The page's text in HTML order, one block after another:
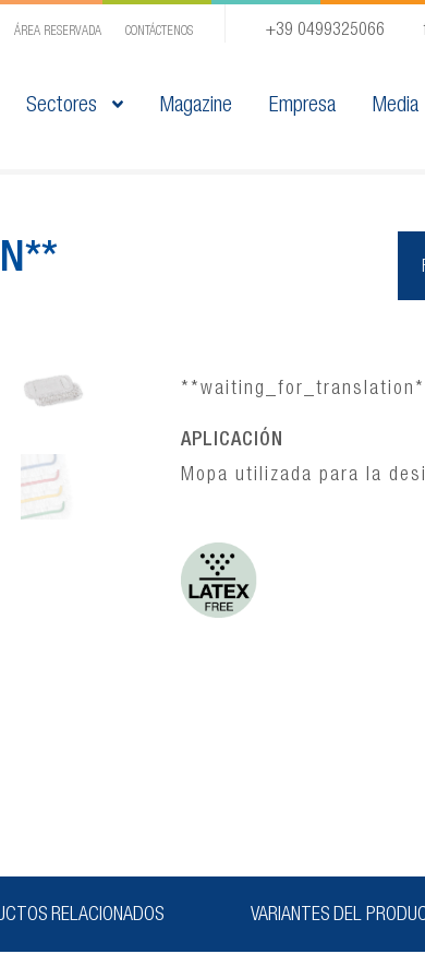
ÁREA RESERVADA CONTÁCTENOS +39 0499325066
Sectores Magazine Empresa Media
APLICACIÓN
Mopa utilizada para la
RELACIONADOS VARIANTES DEL